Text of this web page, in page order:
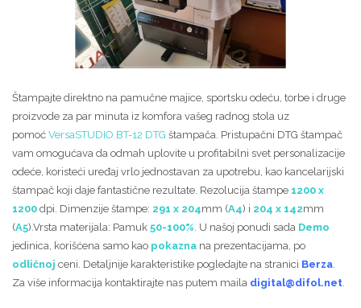
Štampajte direktno na pamučne majice, sportsku odeću, torbe i druge
proizvode za par minuta iz komfora vašeg radnog stola uz
pomoć VersaSTUDIO BT-12 DTG štampača. Pristupačni DTG štampač
vam omogućava da odmah uplovite u profitabilni svet personalizacije
odeće, koristeći uređaj vrlo jednostavan za upotrebu, kao kancelarijski
štampač koji daje fantastične rezultate. Rezolucija štampe 1200 x
1200 dpi. Dimenzije štampe: 291 x 204mm (A4) i 204 x 142mm
(A5).Vrsta materijala: Pamuk 50-100% . U našoj ponudi sada Demo
jedinica, korišćena samo kao pokazna na prezentacijama, po
odličnoj ceni. Detaljnije karakteristike pogledajte na stranici Berza
Za više informacija kontaktirajte nas putem maila digital@difol.net